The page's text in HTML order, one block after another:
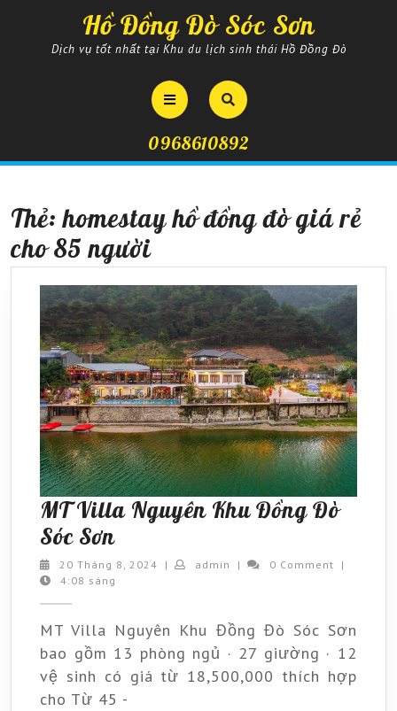
Hồ Đồng Đò Sóc Sơn
Dịch vụ tốt nhất tại Khu du lịch sinh thái Hồ Đồng Đò
Open
Button
0968610892
Thẻ:homestay hồ đồng đò giá rẻ
cho 85 người
MT Villa Nguyên Khu Đồng Đò
Sóc SơnMT
Villa
Đồng
Đò
Sóc
20 Tháng 8, 2024 20| admin admin
| 0 Comment
|
4:08 sáng
MT Villa Nguyên Khu Đồng Đò Sóc Sơn
bao gồm 13 phòng ngủ · 27 giường · 12
vệ sinh có giá từ 18,500,000 thích hợp
cho Từ 45 -